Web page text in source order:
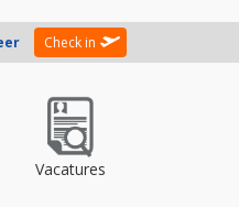
Check in
Vacatures